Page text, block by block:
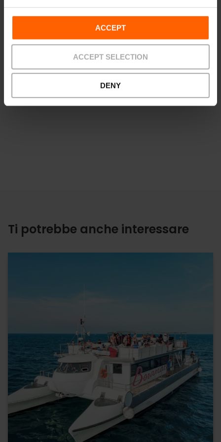
ACCEPT
ACCEPT SELECTION
DENY
di riso, come la cheesecake di riso e il tiramisù di riso.
Preferisci mangiarla senza indossare il cappello da chef?
giro in barca per l'Albufera, circondato dalle risaie, o in uno
migliori ristoranti di València, dove questo piatto si
perfeziona da secoli.
Ti potrebbe anche interessare